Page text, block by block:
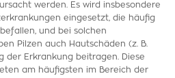
werden. Es wird insbesondere
eingesetzt, die häufig
und bei solchen
Pilzen auch Hautschäden (z. B.
der Erkrankung beitragen. Diese
am häufigsten im Bereich der